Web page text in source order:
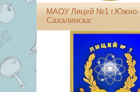
МАОУ Лицей №1 г.Южно-
Сахалинска: